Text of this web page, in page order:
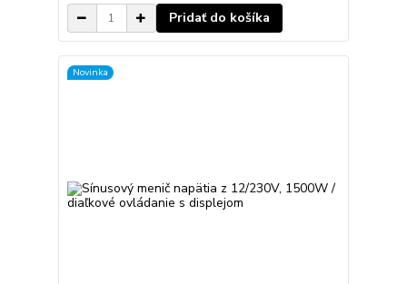
Pridať do košíka
Novinka